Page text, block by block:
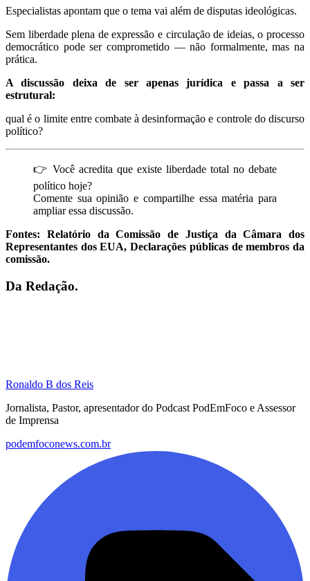
Especialistas apontam que o tema vai além de disputas ideológicas.
Sem liberdade plena de expressão e circulação de ideias, o processo
democrático pode ser comprometido — não formalmente, mas na
prática.
A discussão deixa de ser apenas jurídica e passa a ser
estrutural:
qual é o limite entre combate à desinformação e controle do discurso
político?
👉 Você acredita que existe liberdade total no debate
político hoje?
Comente sua opinião e compartilhe essa matéria para
ampliar essa discussão.
Fontes: Relatório da Comissão de Justiça da Câmara dos
Representantes dos EUA, Declarações públicas de membros da
comissão.
Da Redação.
Ronaldo B dos Reis
Jornalista, Pastor, apresentador do Podcast PodEmFoco e Assessor
de Imprensa
podemfoconews.com.br